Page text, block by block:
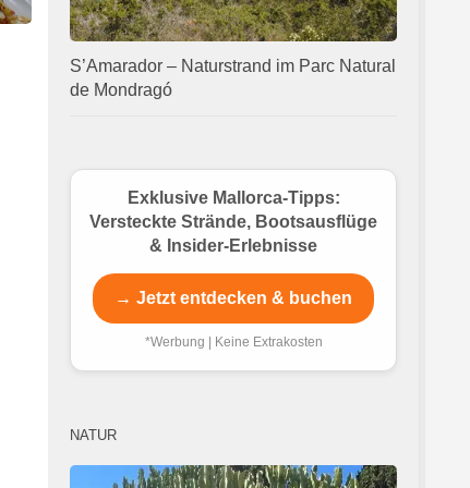
S’Amarador – Naturstrand im Parc Natural
de Mondragó
Exklusive Mallorca-Tipps:
Versteckte Strände, Bootsausflüge
& Insider-Erlebnisse
→ Jetzt entdecken & buchen
*Werbung | Keine Extrakosten
NATUR